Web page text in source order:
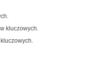
kluczowych.